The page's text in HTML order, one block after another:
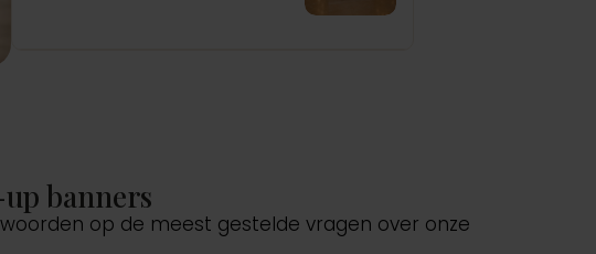
banners
op de meest gestelde vragen over onze